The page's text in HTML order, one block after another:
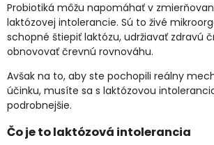
Probiotiká môžu napomáhať v
laktózovej intolerancie. Sú to živé
schopné štiepiť laktózu, udržiavať zdravú
obnovovať črevnú rovnováhu.
Avšak na to, aby ste pochopili reálny
účinku, musíte sa s laktózovou
podrobnejšie.
Čo je to laktózová intolerancia